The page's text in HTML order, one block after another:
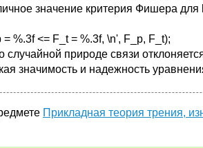
значение критерия Фишера для
= %.3f <= F_t = %.3f, \n', F_p, F_t);
случайной природе связи
значимость и надежность
Прикладная теория трения,